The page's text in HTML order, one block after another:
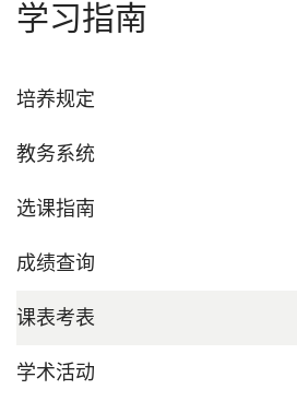
学习指南
培养规定
教务系统
选课指南
成绩查询
课表考表
学术活动